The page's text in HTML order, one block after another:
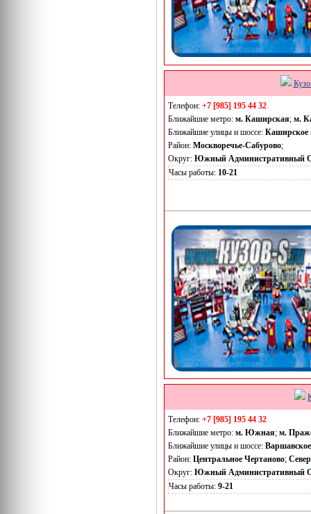
Телефон: +7 [985] 195 44 32
Ближайшие метро: м. Каширская; м.
Ближайшие улицы и шоссе: Каширское
Район: Москворечье-Сабурово;
Округ: Южный Административный
Часы работы: 10-21
Телефон: +7 [985] 195 44 32
Ближайшие метро: м. Южная; м.
Ближайшие улицы и шоссе:
Район: Центральное Чертаново;
Округ: Южный Административный
Часы работы: 9-21